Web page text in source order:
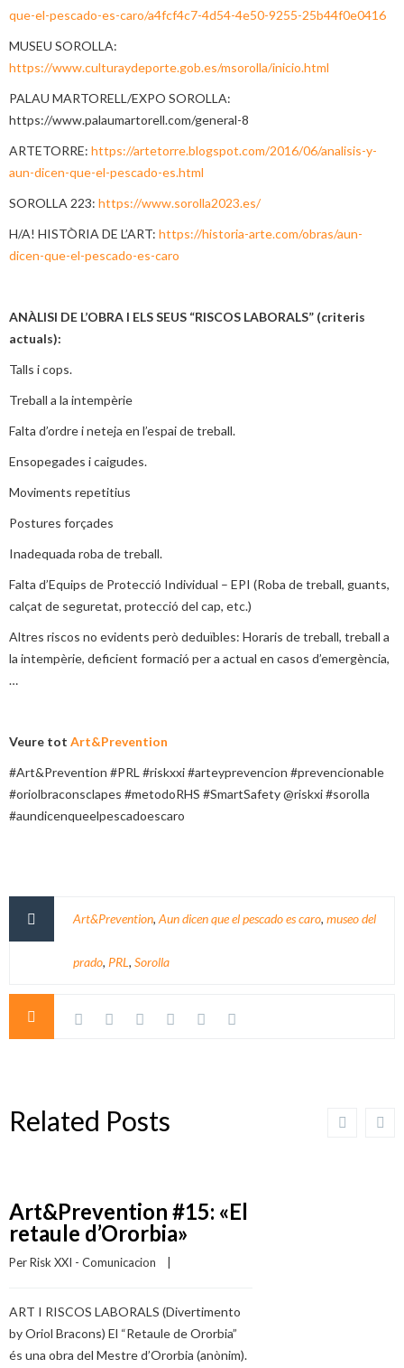
que-el-pescado-es-caro/a4fcf4c7-4d54-4e50-9255-25b44f0e0416
MUSEU SOROLLA:
https://www.culturaydeporte.gob.es/msorolla/inicio.html
PALAU MARTORELL/EXPO SOROLLA:
https://www.palaumartorell.com/general-8
ARTETORRE: https://artetorre.blogspot.com/2016/06/analisis-y-
aun-dicen-que-el-pescado-es.html
SOROLLA 223: https://www.sorolla2023.es/
H/A! HISTÒRIA DE L’ART: https://historia-arte.com/obras/aun-
dicen-que-el-pescado-es-caro
ANÀLISI DE L’OBRA I ELS SEUS “RISCOS LABORALS” (criteris
actuals):
Talls i cops.
Treball a la intempèrie
Falta d’ordre i neteja en l’espai de treball.
Ensopegades i caigudes.
Moviments repetitius
Postures forçades
Inadequada roba de treball.
Falta d’Equips de Protecció Individual – EPI (Roba de treball, guants,
calçat de seguretat, protecció del cap, etc.)
Altres riscos no evidents però deduïbles: Horaris de treball, treball a
la intempèrie, deficient formació per a actual en casos d’emergència,
…
Veure tot Art&Prevention
#Art&Prevention #PRL #riskxxi #arteyprevencion #prevencionable
#oriolbraconsclapes #metodoRHS #SmartSafety @riskxi #sorolla
#aundicenqueelpescadoescaro
Art&Prevention, Aun dicen que el pescado es caro, museo del
prado, PRL, Sorolla
Related Posts
Art&Prevention #15: «El
retaule d’Ororbia»
Per Risk XXI - Comunicacion
ART I RISCOS LABORALS (Divertimento
by Oriol Bracons) El “Retaule de Ororbia”
és una obra del Mestre d’Ororbia (anònim).